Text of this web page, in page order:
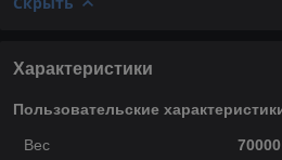
Характеристики
Пользовательские
Вес
70000